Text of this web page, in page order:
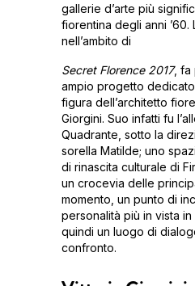
gallerie d’arte più
fiorentina degli anni ’60.
nell’ambito di
Secret Florence 2017, fa
ampio progetto
figura dell’architetto
Giorgini. Suo infatti fu
Quadrante, sotto la
sorella Matilde; uno
di rinascita culturale di
un crocevia delle
momento, un punto di
personalità più in vista
quindi un luogo di
confronto.